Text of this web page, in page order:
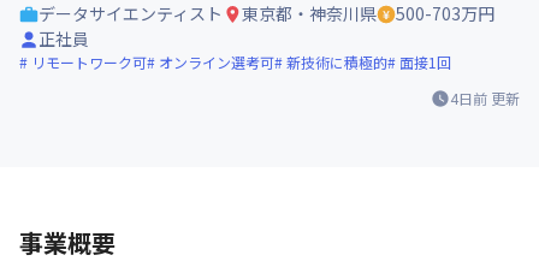
4日前 更新
データサイエンティスト 東京都・神奈川県
500-703万円
正社員
リモートワーク可 オンライン選考可 新技術に積極的 面接1回
事業概要